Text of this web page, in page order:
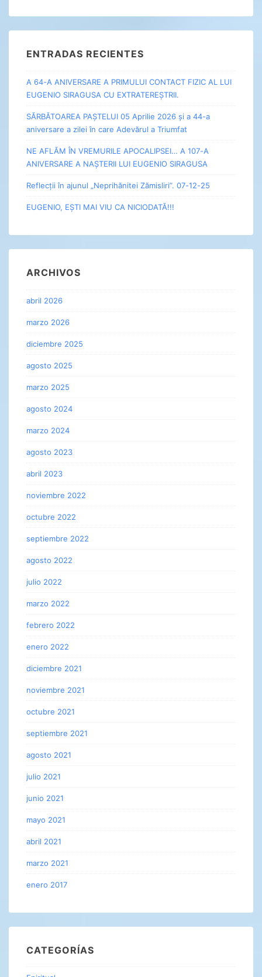
ENTRADAS RECIENTES
A 64-A ANIVERSARE A PRIMULUI CONTACT FIZIC AL LUI
EUGENIO SIRAGUSA CU EXTRATEREȘTRII.
SĂRBĂTOAREA PAȘTELUI 05 Aprilie 2026 și a 44-a
aniversare a zilei în care Adevărul a Triumfat
NE AFLĂM ÎN VREMURILE APOCALIPSEI… A 107-A
ANIVERSARE A NAȘTERII LUI EUGENIO SIRAGUSA
Reflecții în ajunul „Neprihănitei Zămisliri”. 07-12-25
EUGENIO, EȘTI MAI VIU CA NICIODATĂ!!!
ARCHIVOS
abril 2026
marzo 2026
diciembre 2025
agosto 2025
marzo 2025
agosto 2024
marzo 2024
agosto 2023
abril 2023
noviembre 2022
octubre 2022
septiembre 2022
agosto 2022
julio 2022
marzo 2022
febrero 2022
enero 2022
diciembre 2021
noviembre 2021
octubre 2021
septiembre 2021
agosto 2021
julio 2021
junio 2021
mayo 2021
abril 2021
marzo 2021
enero 2017
CATEGORÍAS